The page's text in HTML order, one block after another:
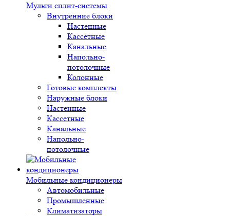
Мульти сплит-системы
Внутренние блоки
Настенные
Кассетные
Канальные
Напольно-
потолочные
Колонные
Готовые комплекты
Наружные блоки
Настенные
Кассетные
Канальные
Напольно-
потолочные
Мобильные кондиционеры
Автомобильные
Промышленные
Климатизаторы